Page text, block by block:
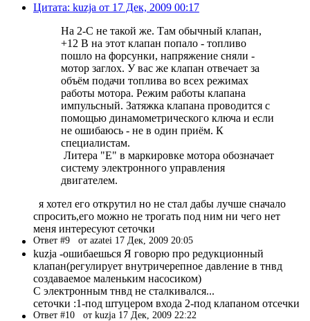
Цитата: kuzja от 17 Дек, 2009 00:17
На 2-C не такой же. Там обычный клапан,
+12 В на этот клапан попало - топливо
пошло на форсунки, напряжение сняли -
мотор заглох. У вас же клапан отвечает за
объём подачи топлива во всех режимах
работы мотора. Режим работы клапана
импульсный. Затяжка клапана проводится с
помощью динамометрического ключа и если
не ошибаюсь - не в один приём. К
специалистам.
Литера "Е" в маркировке мотора обозначает
систему электронного управления
двигателем.
я хотел его открутил но не стал дабы лучше сначало
спросить,его можно не трогать под ним ни чего нет
меня интересуют сеточки
Ответ #9 от azatei 17 Дек, 2009 20:05
kuzja -ошибаешься Я говорю про редукционный
клапан(регулирует внутричерепное давление в тнвд
создаваемое маленьким насосиком)
С электронным тнвд не сталкивался...
сеточки :1-под штуцером входа 2-под клапаном отсечки
Ответ #10 от kuzja 17 Дек, 2009 22:22